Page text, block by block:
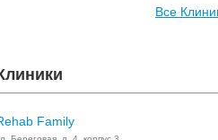
Все
Family